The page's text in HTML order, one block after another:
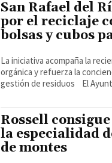
San Rafael del
por el reciclaje
bolsas y cubos
La iniciativa acompaña la
orgánica y refuerza la
gestión de
Rossell
la especialidad
de montes